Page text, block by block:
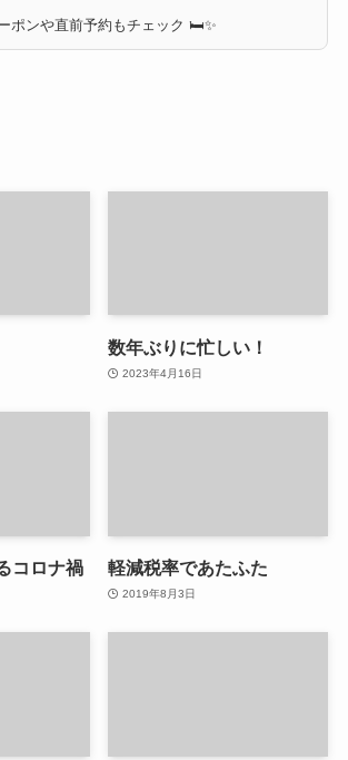
ポンや直前予約もチェック 🛏✨
数年ぶりに忙しい！
2023年4月16日
コロナ禍 軽減税率であたふた
2019年8月3日